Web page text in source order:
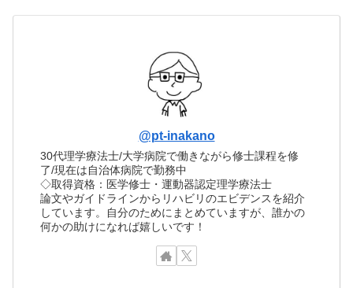
@pt-inakano
30代理学療法士/大学病院で働きながら修士課程を修
了/現在は自治体病院で勤務中
◇取得資格：医学修士・運動器認定理学療法士
論文やガイドラインからリハビリのエビデンスを紹介
しています。自分のためにまとめていますが、誰かの
何かの助けになれば嬉しいです！